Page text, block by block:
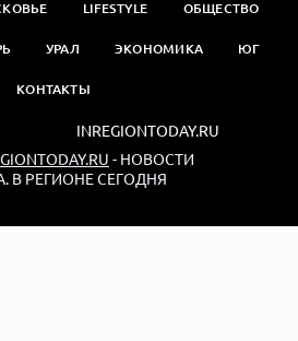
LIFESTYLE ОБЩЕСТВО
УРАЛ ЭКОНОМИКА ЮГ
КОНТАКТЫ
- НОВОСТИ
В РЕГИОНЕ СЕГОДНЯ